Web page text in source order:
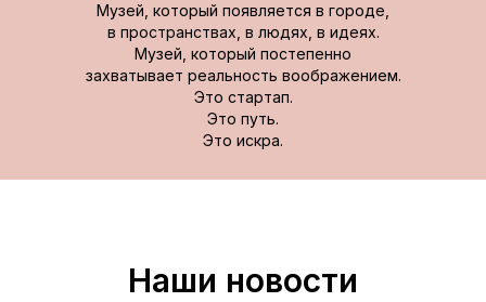
Музей, который появляется в городе,
в пространствах, в людях, в идеях.
Музей, который постепенно
захватывает реальность воображением.
Это стартап.
Это путь.
Это искра.
Наши новости